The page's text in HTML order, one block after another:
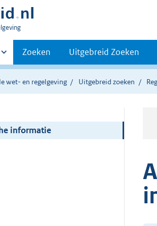
Zoeken Uitgebreid Zoeken
wet- en regelgeving Uitgebreid zoeken
informatie